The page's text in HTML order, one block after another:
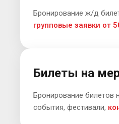
Бронирование ж/д
групповые заявки от
Билеты на
Бронирование билетов
события, фестивали,